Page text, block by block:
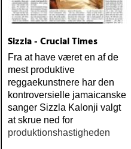
Sizzla - Crucial Times
Fra at have været en af de
mest produktive
reggaekunstnere har den
kontroversielle jamaicanske
sanger Sizzla Kalonji valgt
at skrue ned for
produktionshastigheden